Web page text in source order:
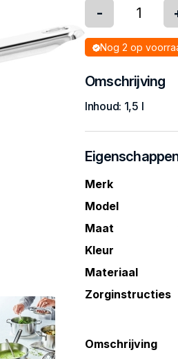
-
Nog 2 op
Omschrijving
Inhoud: 1,5 l
Merk
Model
Maat
Kleur
Materiaal
Zorginstructies
Omschrijving